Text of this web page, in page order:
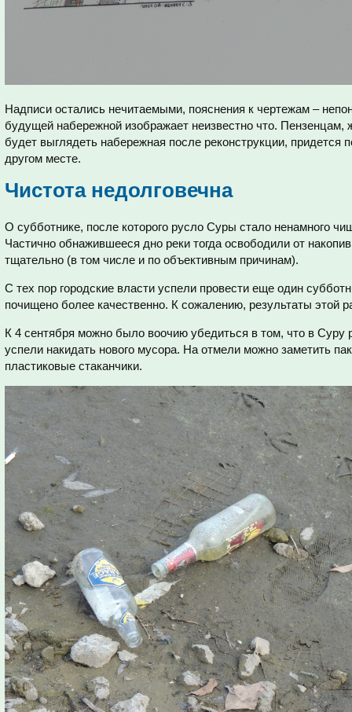
Надписи остались нечитаемыми, пояснения к чертежам –
будущей набережной изображает неизвестно что. Пензенцам,
будет выглядеть набережная после реконструкции,
другом месте.
Чистота недолговечна
О субботнике, после которого русло Суры стало ненамного
Частично обнажившееся дно реки тогда освободили от
тщательно (в том числе и по объективным причинам).
С тех пор городские власти успели провести еще один
почищено более качественно. К сожалению, результаты этой
К 4 сентября можно было воочию убедиться в том, что в Суру
успели накидать нового мусора. На отмели можно заметить
пластиковые стаканчики.